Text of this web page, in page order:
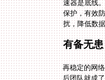
扰，降低数
有备无
再稳定的网
后团队就成